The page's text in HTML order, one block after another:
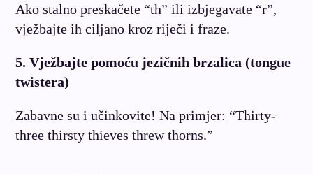
Ako stalno preskačete “th” ili izbjegavate “r”,
vježbajte ih ciljano kroz riječi i fraze.
5. Vježbajte pomoću jezičnih brzalica (tongue
twistera)
Zabavne su i učinkovite! Na primjer: “Thirty-
three thirsty thieves threw thorns.”